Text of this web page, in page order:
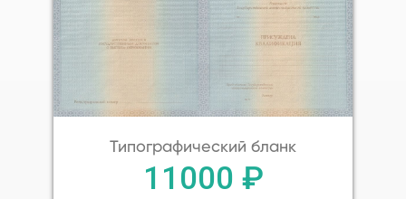
Типографический бланк
11000 ₽